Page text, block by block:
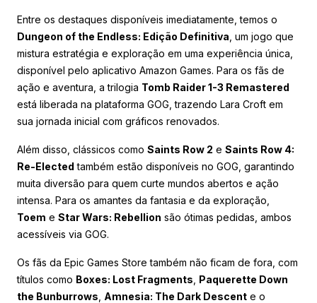
Entre os destaques disponíveis imediatamente, temos o
Dungeon of the Endless: Edição Definitiva , um jogo que
mistura estratégia e exploração em uma experiência única,
disponível pelo aplicativo Amazon Games. Para os fãs de
ação e aventura, a trilogia Tomb Raider 1-3 Remastered
está liberada na plataforma GOG, trazendo Lara Croft em
sua jornada inicial com gráficos renovados.
Além disso, clássicos como Saints Row 2 e Saints Row 4:
Re-Elected também estão disponíveis no GOG, garantindo
muita diversão para quem curte mundos abertos e ação
intensa. Para os amantes da fantasia e da exploração,
Toem e Star Wars: Rebellion são ótimas pedidas, ambos
acessíveis via GOG.
Os fãs da Epic Games Store também não ficam de fora, com
títulos como Boxes: Lost Fragments Paquerette Down
the Bunburrows Amnesia: The Dark Descent e o